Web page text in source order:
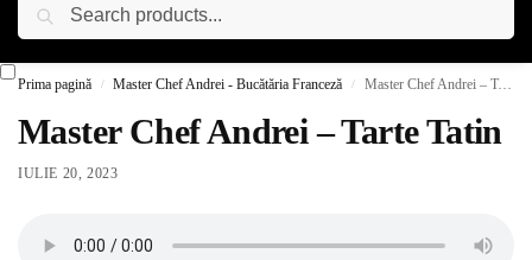
Cesiro
Prima pagină / Master Chef Andrei - Bucătăria Franceză / Master Chef Andrei – Tarte Tatin
Master Chef Andrei – Tarte Tatin
IULIE 20, 2023